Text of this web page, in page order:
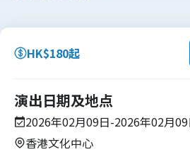
HK$180起
演出日期及地点
2026年02月09日-2026年02月09
香港文化中心